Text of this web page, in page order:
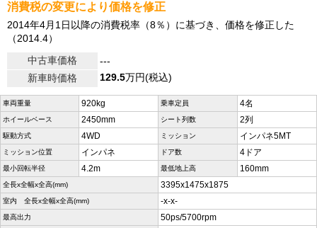
消費税の変更により価格を修正
2014年4月1日以降の消費税率（8％）に基づき、価格を修正した
（2014.4）
中古車価格
---
新車時価格
129.5万円(税込)
車両重量 920kg 乗車定員 4名
ホイールベース 2450mm シート列数 2列
駆動方式 4WD ミッション インパネ5MT
ミッション位置 インパネ ドア数 4ドア
最小回転半径 4.2m 最低地上高 160mm
全長x全幅x全高(mm) 3395x1475x1875
室内 全長x全幅x全高(mm) -x-x-
最高出力 50ps/5700rpm